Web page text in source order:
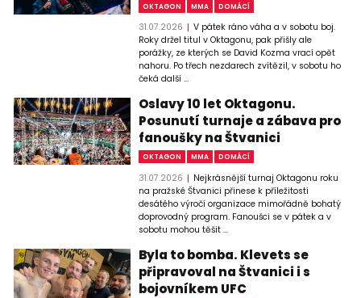
OKTAGON MMA DOMÁCÍ
31.07.2026
V pátek ráno váha a v sobotu boj.
Roky držel titul v Oktagonu, pak přišly ale
porážky, ze kterých se David Kozma vrací opět
nahoru. Po třech nezdarech zvítězil, v sobotu ho
čeká další ...
Oslavy 10 let Oktagonu.
Posunutí turnaje a zábava pro
fanoušky na Štvanici
OKTAGON MMA DOMÁCÍ
31.07.2026
Nejkrásnější turnaj Oktagonu roku
na pražské Štvanici přinese k příležitosti
desátého výročí organizace mimořádně bohatý
doprovodný program. Fanoušci se v pátek a v
sobotu mohou těšit ...
Byla to bomba. Klevets se
připravoval na Štvanici i s
bojovníkem UFC